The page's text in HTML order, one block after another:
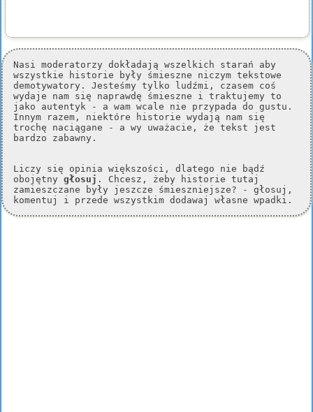
Nasi moderatorzy dokładają wszelkich starań aby
wszystkie historie były śmieszne niczym tekstowe
demotywatory. Jesteśmy tylko ludźmi, czasem coś
wydaje nam się naprawdę śmieszne i traktujemy to
jako autentyk - a wam wcale nie przypada do gustu.
Innym razem, niektóre historie wydają nam się
trochę naciągane - a wy uważacie, że tekst jest
bardzo zabawny.
Liczy się opinia większości, dlatego nie bądź
obojętny głosuj . Chcesz, żeby historie tutaj
zamieszczane były jeszcze śmieszniejsze? - głosuj,
komentuj i przede wszystkim dodawaj własne wpadki.